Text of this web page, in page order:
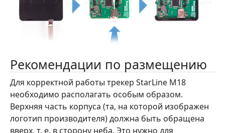
Рекомендации по размещению
Для корректной работы трекер StarLine M18
необходимо располагать особым образом.
Верхняя часть корпуса (та, на которой изображен
логотип производителя) должна быть обращена
вверх, т. е. в сторону неба. Это нужно для